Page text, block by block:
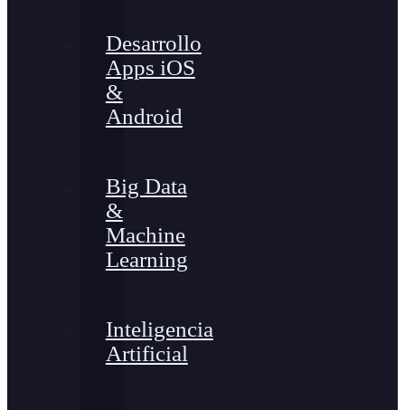
Desarrollo
Apps iOS
&
Android
Big Data
&
Machine
Learning
Inteligencia
Artificial